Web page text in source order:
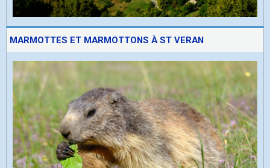
MARMOTTES ET MARMOTTONS À ST VERAN